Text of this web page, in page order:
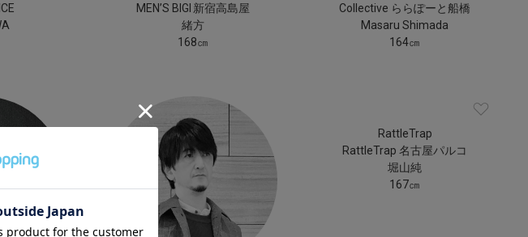
MEN’S BIGI 新宿高島屋
緒方
168㎝
Collective ららぽーと船橋
Masaru Shimada
164㎝
RattleTrap
RattleTrap 名古屋パルコ
堀山純
167㎝